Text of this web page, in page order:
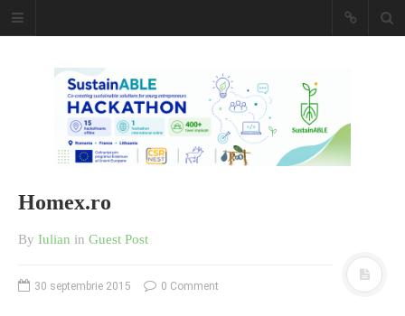
Caiet de
insemnari
DESCARCĂ!
Homex.ro
By Iulian in Guest Post
30 septembrie 2015 0 Comment